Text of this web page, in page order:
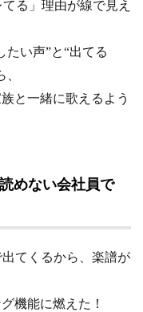
る」理由が線で見え
たい声”と“出てる
と一緒に歌えるよう
めない会社員で
出てくるから、楽譜が
機能に燃えた！